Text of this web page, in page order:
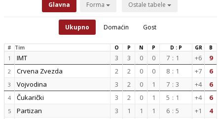
Glavna Forma Ostale tabele
Ukupno Domaćin Gost
# Tim O P N P D : P GR B
1 IMT 3 3 0 0 7 : 1 +6 9
2 Crvena Zvezda 2 2 0 0 8 : 1 +7 6
3 Vojvodina 3 2 0 1 7 : 3 +4 6
4 Čukarički 3 2 0 1 5 : 1 +4 6
5 Partizan 3 1 1 1 6 : 5 +1 4